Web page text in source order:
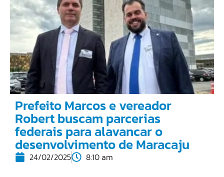
Prefeito Marcos e vereador
Robert buscam parcerias
federais para alavancar o
desenvolvimento de Maracaju
24/02/2025 8:10 am